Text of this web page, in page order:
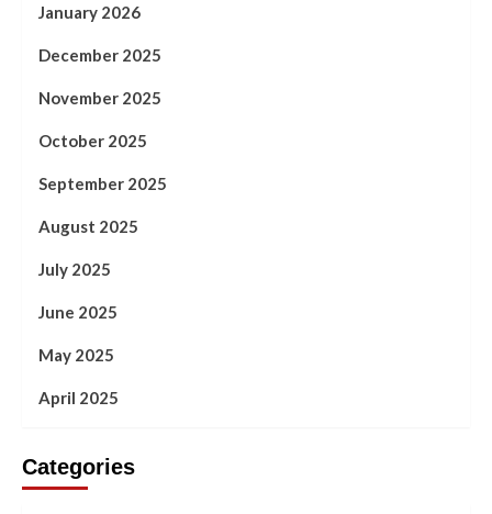
January 2026
December 2025
November 2025
October 2025
September 2025
August 2025
July 2025
June 2025
May 2025
April 2025
Categories